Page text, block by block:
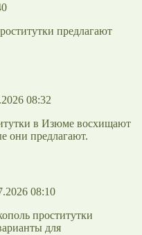
предлагают
08:32
в Изюме восхищают
они предлагают.
08:10
проститутки
для